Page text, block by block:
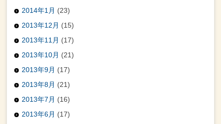
2014年1月 (23)
2013年12月 (15)
2013年11月 (17)
2013年10月 (21)
2013年9月 (17)
2013年8月 (21)
2013年7月 (16)
2013年6月 (17)